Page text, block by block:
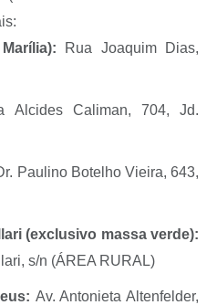
Rua Joaquim Dias,
Alcides Caliman, 704, Jd.
Paulino Botelho Vieira, 643,
(exclusivo massa verde):
s/n (ÁREA RURAL)
Av. Antonieta Altenfelder,